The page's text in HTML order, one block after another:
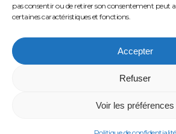
pas consentir ou de retirer son consentement peut
certaines caractéristiques et fonctions.
Accepter
Refuser
Voir les préférences
Tous droits réservés ©
2026
Geneviève Bellehumeur